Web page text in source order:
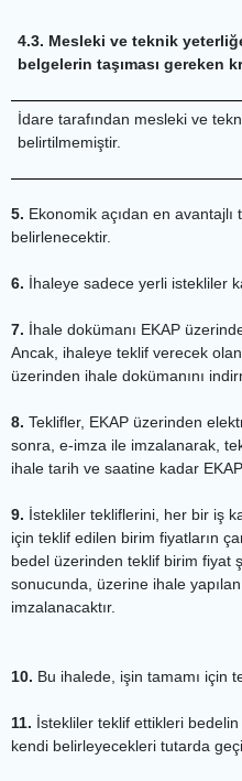
4.3. Mesleki ve teknik
belgelerin taşıması gereken
İdare tarafından mesleki ve
belirtilmemiştir.
5. Ekonomik açıdan en
belirlenecektir.
6. İhaleye sadece yerli istekliler
7. İhale dokümanı EKAP
Ancak, ihaleye teklif verecek
üzerinden ihale dokümanını
8. Teklifler, EKAP üzerinden
sonra, e-imza ile imzalanarak,
ihale tarih ve saatine kadar
9. İstekliler tekliflerini, her bir iş
için teklif edilen birim fiyatların
bedel üzerinden teklif birim fiyat
sonucunda, üzerine ihale
imzalanacaktır.
10. Bu ihalede, işin tamamı için
11. İstekliler teklif ettikleri
kendi belirleyecekleri tutarda